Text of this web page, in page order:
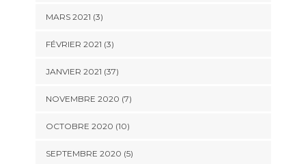
MARS 2021 (3)
FÉVRIER 2021 (3)
JANVIER 2021 (37)
NOVEMBRE 2020 (7)
OCTOBRE 2020 (10)
SEPTEMBRE 2020 (5)